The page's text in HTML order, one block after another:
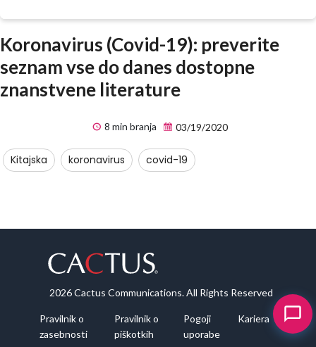
Koronavirus (Covid-19): preverite
seznam vse do danes dostopne
znanstvene literature
8 min branja 03/19/2020
Kitajska koronavirus covid-19
2026 Cactus Communications. All Rights Reserved
Pravilnik o
zasebnosti
Pravilnik o
piškotkih
Pogoji
uporabe
Kariera